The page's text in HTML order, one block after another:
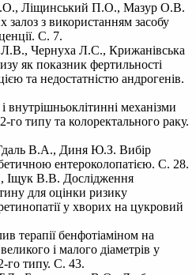
Ліщинський П.О., Мазур О.В.
з використанням засобу
С. 7.
Чернуха Л.С., Крижанівська
як показник фертильності
та недостатністю андрогенів.
внутрішньоклітинні механізми
го типу та колоректального раку.
В.А., Диня Ю.З. Вибір
ентероколопатією. С. 28.
В.В. Дослідження
для оцінки ризику
у хворих на цукровий
терапії бенфотіаміном на
і малого діаметрів у
го типу. С. 43.